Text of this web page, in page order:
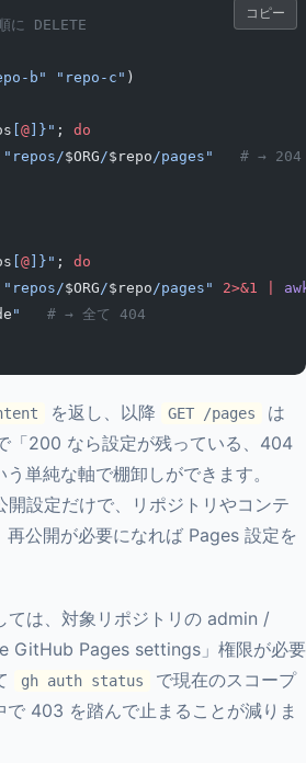
に DELETE
b" "repo-c" )
@ ]}" ; do
"repos/$ORG/$repo/pages"
# → 204
@ ]}" ; do
"repos/$ORG/$repo/pages" 2>&1
"
   # → 全て 404
コピー
を返し、以降 GET /pages
は
「200 なら設定が残っている、404
単純な軸で棚卸しができます。
開設定だけで、リポジトリやコンテ
再公開が必要になれば Pages 設定を
ては、対象リポジトリの admin /
GitHub Pages settings」権限が必要
gh auth status
で現在のスコープ
で 403 を踏んで止まることが減りま